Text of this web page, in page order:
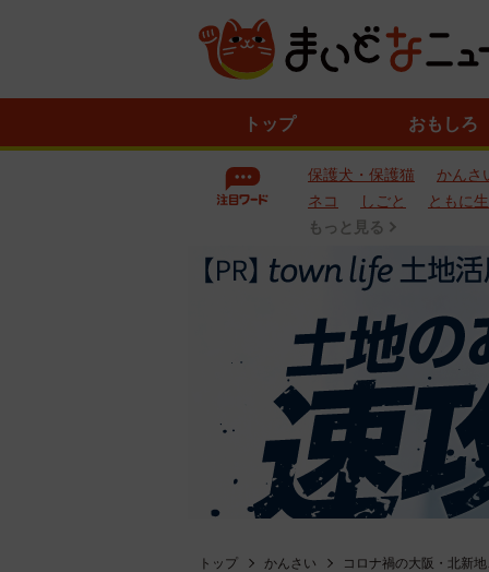
トップ おもしろ
保護犬・保護猫
かんさ
ネコ
しごと
ともに
もっと見る
トップ かんさい コロナ禍の大阪・北新